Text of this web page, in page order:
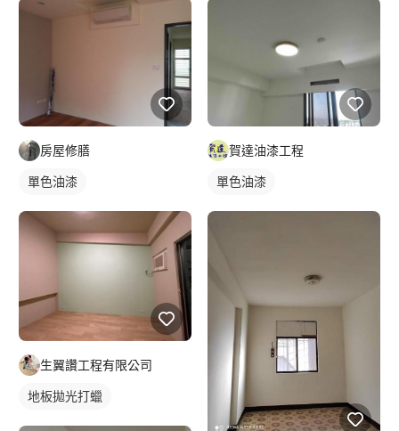
房屋修膳
單色油漆
生翼讚工程有限公司
地板拋光打蠟
賀達油漆工程
單色油漆